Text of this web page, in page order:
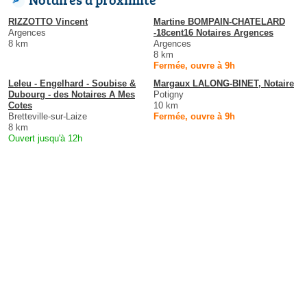
RIZZOTTO Vincent
Argences
8 km
Martine BOMPAIN-CHATELARD
-18cent16 Notaires Argences
Argences
8 km
Fermée, ouvre à 9h
Leleu - Engelhard - Soubise &
Dubourg - des Notaires A Mes
Cotes
Bretteville-sur-Laize
8 km
Ouvert jusqu'à 12h
Margaux LALONG-BINET, Notaire
Potigny
10 km
Fermée, ouvre à 9h